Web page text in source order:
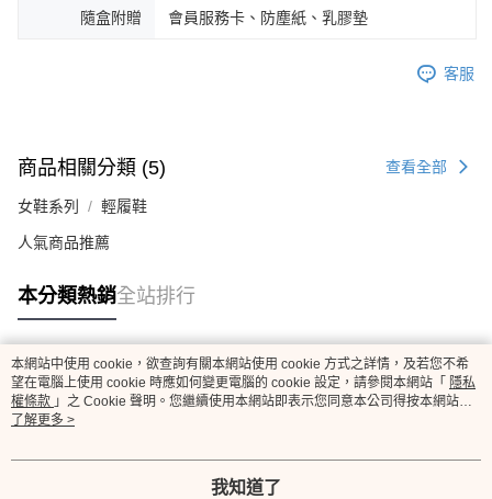
隨盒附贈 會員服務卡、防塵紙、乳膠墊
客服
商品相關分類 (5) 查看全部
女鞋系列 輕履鞋
人氣商品推薦
本分類熱銷全站排行
熱門標籤
本網站中使用 cookie，欲查詢有關本網站使用 cookie 方式之詳情，及若您不希
望在電腦上使用 cookie 時應如何變更電腦的 cookie 設定，請參閱本網站「 隱私
權條款 」之 Cookie 聲明。您繼續使用本網站即表示您同意本公司得按本網站使
用條款之 Cookie 聲明使用 cookie。
了解更多 >
我知道了